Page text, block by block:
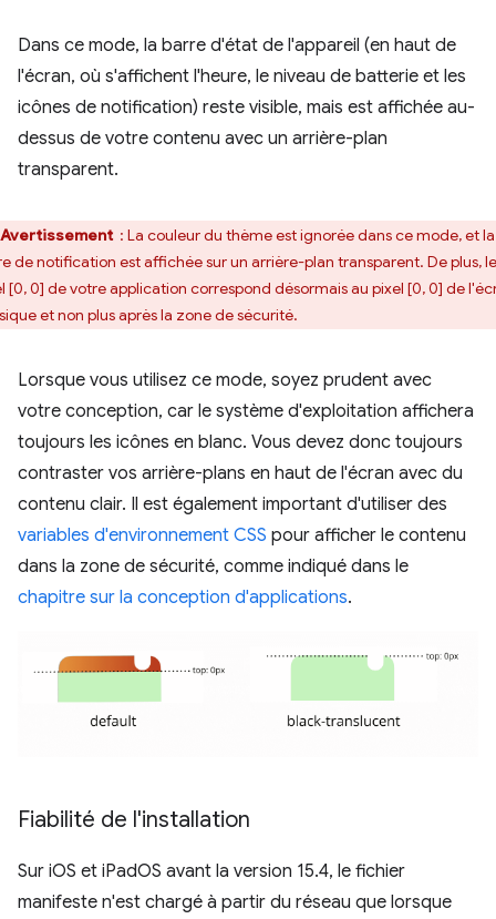
Dans ce mode, la barre d'état de l'appareil (en haut de
l'écran, où s'affichent l'heure, le niveau de batterie et les
icônes de notification) reste visible, mais est affichée au-
dessus de votre contenu avec un arrière-plan
transparent.
Avertissement : La couleur du thème est ignorée dans ce mode, et la
de notification est affichée sur un arrière-plan transparent. De plus, le
[0, 0] de votre application correspond désormais au pixel [0, 0] de
et non plus après la zone de sécurité.
Lorsque vous utilisez ce mode, soyez prudent avec
votre conception, car le système d'exploitation affichera
toujours les icônes en blanc. Vous devez donc toujours
contraster vos arrière-plans en haut de l'écran avec du
contenu clair. Il est également important d'utiliser des
variables d'environnement CSS pour afficher le contenu
dans la zone de sécurité, comme indiqué dans le
chapitre sur la conception d'applications.
Fiabilité de l'installation
Sur iOS et iPadOS avant la version 15.4, le fichier
manifeste n'est chargé à partir du réseau que lorsque